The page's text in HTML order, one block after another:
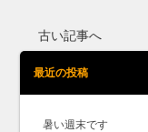
古い記事へ
最近の投稿
暑い週末です